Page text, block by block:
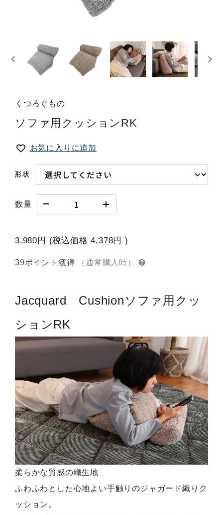
くつろぐもの
ソファ用クッションRK
お気に入りに追加
形状
数量
3,980円 (税込価格4,378円 )
39ポイント獲得 （通常購入時）
Jacquard Cushionソファ用クッ
ションRK
柔らかな質感の織生地
ふわふわとした心地よい手触りのジャガード織りク
ッション。